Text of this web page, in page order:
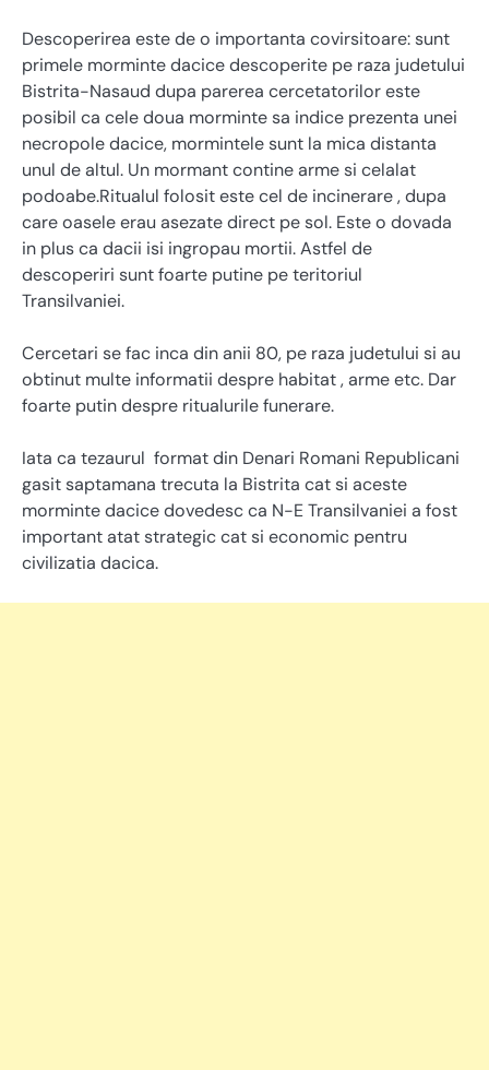
Descoperirea este de o importanta covirsitoare: sunt
primele morminte dacice descoperite pe raza judetului
Bistrita-Nasaud dupa parerea cercetatorilor este
posibil ca cele doua morminte sa indice prezenta unei
necropole dacice, mormintele sunt la mica distanta
unul de altul. Un mormant contine arme si celalat
podoabe.Ritualul folosit este cel de incinerare , dupa
care oasele erau asezate direct pe sol. Este o dovada
in plus ca dacii isi ingropau mortii. Astfel de
descoperiri sunt foarte putine pe teritoriul
Transilvaniei.
Cercetari se fac inca din anii 80, pe raza judetului si au
obtinut multe informatii despre habitat , arme etc. Dar
foarte putin despre ritualurile funerare.
Iata ca tezaurul format din Denari Romani Republicani
gasit saptamana trecuta la Bistrita cat si aceste
morminte dacice dovedesc ca N-E Transilvaniei a fost
important atat strategic cat si economic pentru
civilizatia dacica.